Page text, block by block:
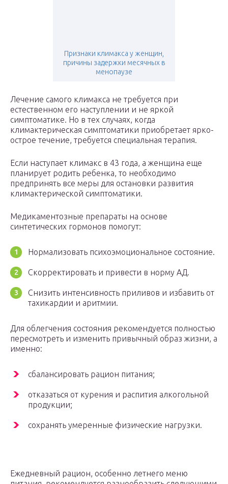
Признаки климакса у женщин,
причины задержки месячных в
менопаузе
Лечение самого климакса не требуется при
естественном его наступлении и не яркой
симптоматике. Но в тех случаях, когда
климактерическая симптоматики приобретает ярко-
острое течение, требуется специальная терапия.
Если наступает климакс в 43 года, а женщина еще
планирует родить ребенка, то необходимо
предпринять все меры для остановки развития
климактерической симптоматики.
Медикаментозные препараты на основе
синтетических гормонов помогут:
Нормализовать психоэмоциональное состояние.
Скорректировать и привести в норму АД.
Снизить интенсивность приливов и избавить от
тахикардии и аритмии.
Для облегчения состояния рекомендуется полностью
пересмотреть и изменить привычный образ жизни, а
именно:
сбалансировать рацион питания;
отказаться от курения и распития алкогольной
продукции;
сохранять умеренные физические нагрузки.
Ежедневный рацион, особенно летнего меню